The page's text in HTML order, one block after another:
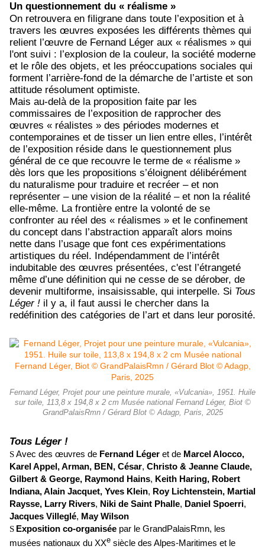
Un questionnement du « réalisme »
On retrouvera en filigrane dans toute l’exposition et à
travers les œuvres exposées les différents thèmes qui
relient l’œuvre de Fernand Léger aux « réalismes » qui
l'ont suivi : l’explosion de la couleur, la société moderne
et le rôle des objets, et les préoccupations sociales qui
forment l’arrière-fond de la démarche de l’artiste et son
attitude résolument optimiste.
Mais au-delà de la proposition faite par les
commissaires de l’exposition de rapprocher des
œuvres « réalistes » des périodes modernes et
contemporaines et de tisser un lien entre elles, l’intérêt
de l’exposition réside dans le questionnement plus
général de ce que recouvre le terme de « réalisme »
dès lors que les propositions s’éloignent délibérément
du naturalisme pour traduire et recréer – et non
représenter – une vision de la réalité – et non la réalité
elle-même. La frontière entre la volonté de se
confronter au réel des « réalismes » et le confinement
du concept dans l’abstraction apparaît alors moins
nette dans l’usage que font ces expérimentations
artistiques du réel. Indépendamment de l’intérêt
indubitable des œuvres présentées, c'est l’étrangeté
même d’une définition qui ne cesse de se dérober, de
devenir multiforme, insaisissable, qui interpelle. Si Tous
Léger ! il y a, il faut aussi le chercher dans la
redéfinition des catégories de l’art et dans leur porosité.
Fernand Léger, Projet pour une peinture murale, «Vulcania», 1951. Huile
sur toile, 113,8 x 194,8 x 2 cm Musée national Fernand Léger, Biot ©
GrandPalaisRmn / Gérard Blot © Adagp, Paris, 2025
Tous Léger !
SAvec des œuvres de Fernand Léger et de Marcel Alocco,
Karel Appel, Arman, BEN, César, Christo & Jeanne Claude,
Gilbert & George, Raymond Hains, Keith Haring, Robert
Indiana, Alain Jacquet, Yves Klein, Roy Lichtenstein, Martial
Raysse, Larry Rivers, Niki de Saint Phalle, Daniel Spoerri,
Jacques Villeglé, May Wilson
S Exposition co-organisée par le GrandPalaisRmn, les
musées nationaux du XXe siècle des Alpes-Maritimes et le